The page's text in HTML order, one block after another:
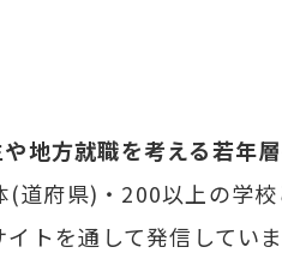
地方就職を考える若年
道府県)・200以上の学校
トを通して発信していま